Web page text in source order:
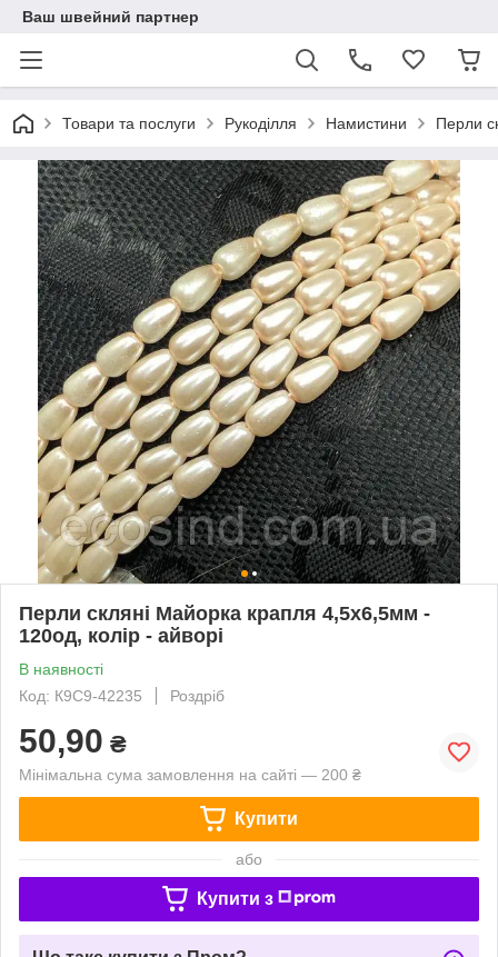
Ваш швейний партнер
Товари та послуги Рукоділля Намистини Перли
Перли скляні Майорка крапля 4,5х6,5мм -
120од, колір - айворі
В наявності
Код: К9С9-42235
Роздріб
50,90 ₴
Мінімальна сума замовлення на сайті — 200 ₴
Купити
або
Купити з